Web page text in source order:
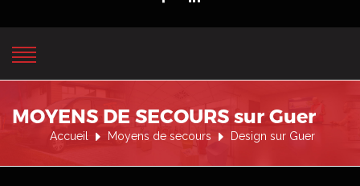
MOYENS DE SECOURS sur Guer
Accueil Moyens de secours Design sur Guer